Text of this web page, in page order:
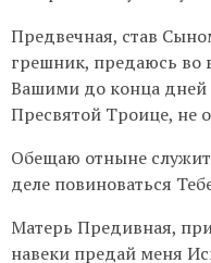
Предвечная, став
грешник, предаюсь во
Вашими до конца дней
Пресвятой Троице, не
Обещаю отныне
деле повиноваться
Матерь Предивная,
навеки предай меня